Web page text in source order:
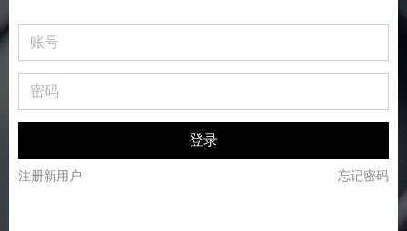
登录
忘记密码
注册新用户